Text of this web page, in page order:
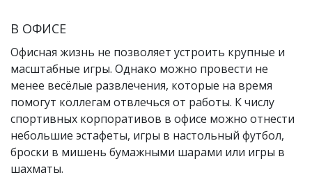
В ОФИСЕ
Офисная жизнь не позволяет устроить крупные и
масштабные игры. Однако можно провести не
менее весёлые развлечения, которые на время
помогут коллегам отвлечься от работы. К числу
спортивных корпоративов в офисе можно отнести
небольшие эстафеты, игры в настольный футбол,
броски в мишень бумажными шарами или игры в
шахматы.